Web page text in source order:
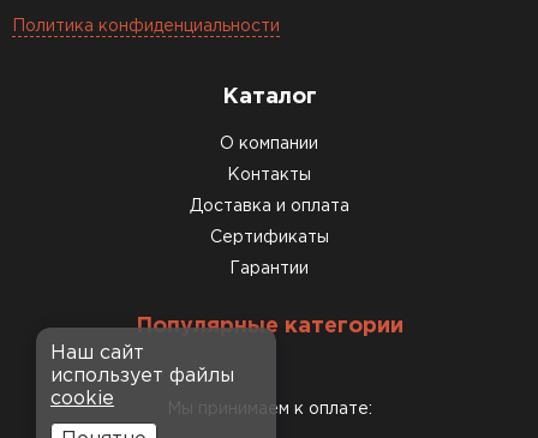
Политика конфиденциальности
Каталог
О компании
Контакты
Доставка и оплата
Сертификаты
Гарантии
Популярные категории
Мы принимаем к оплате:
Наш сайт
использует файлы
cookie